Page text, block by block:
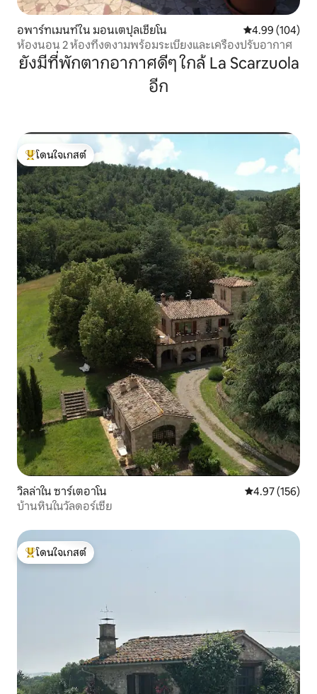
อพาร์ทเมนท์ใน มอนเตปุลเชียโน คะแนนเฉลี่ย
4.99 (104)
ห้องนอน 2 ห้องที่งดงามพร้อมระเบียงและเครื่องปรับอากาศ
ยังมีที่พักตากอากาศดีๆ ใกล้ La Scarzuola
อีก
โดนใจเกสต์ที่สุด
โดนใจเกสต์
วิลล่าใน ซาร์เตอาโน คะแนนเฉลี่ย
4.97 (156)
บ้านหินในวัลดอร์เซีย
โดนใจเกสต์ที่สุด
โดนใจเกสต์